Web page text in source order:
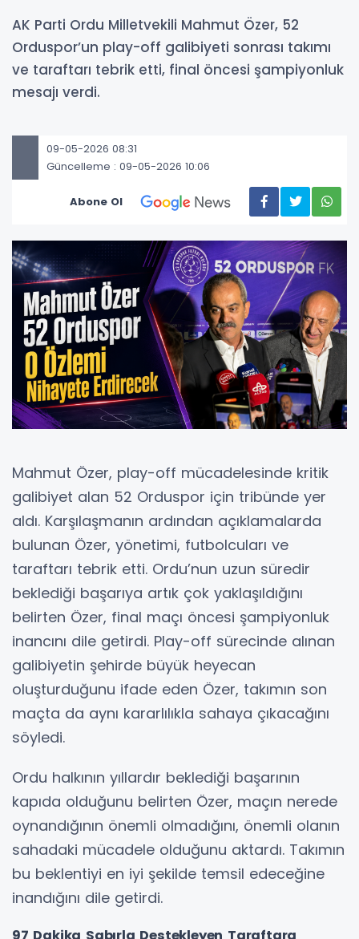
AK Parti Ordu Milletvekili Mahmut Özer, 52
Orduspor’un play-off galibiyeti sonrası takımı
ve taraftarı tebrik etti, final öncesi şampiyonluk
mesajı verdi.
09-05-2026 08:31
Güncelleme : 09-05-2026 10:06
Abone Ol
Mahmut Özer, play-off mücadelesinde kritik
galibiyet alan 52 Orduspor için tribünde yer
aldı. Karşılaşmanın ardından açıklamalarda
bulunan Özer, yönetimi, futbolcuları ve
taraftarı tebrik etti. Ordu’nun uzun süredir
beklediği başarıya artık çok yaklaşıldığını
belirten Özer, final maçı öncesi şampiyonluk
inancını dile getirdi. Play-off sürecinde alınan
galibiyetin şehirde büyük heyecan
oluşturduğunu ifade eden Özer, takımın son
maçta da aynı kararlılıkla sahaya çıkacağını
söyledi.
Ordu halkının yıllardır beklediği başarının
kapıda olduğunu belirten Özer, maçın nerede
oynandığının önemli olmadığını, önemli olanın
sahadaki mücadele olduğunu aktardı. Takımın
bu beklentiyi en iyi şekilde temsil edeceğine
inandığını dile getirdi.